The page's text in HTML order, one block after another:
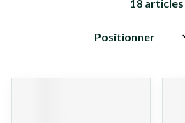
18articles
Trier par: